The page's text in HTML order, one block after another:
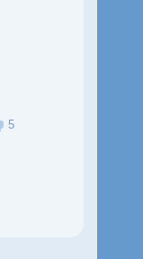
5